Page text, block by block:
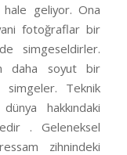
hale geliyor. Ona
fotoğraflar bir
simgeseldirler.
daha soyut bir
simgeler. Teknik
hakkındaki
. Geleneksel
zihnindeki